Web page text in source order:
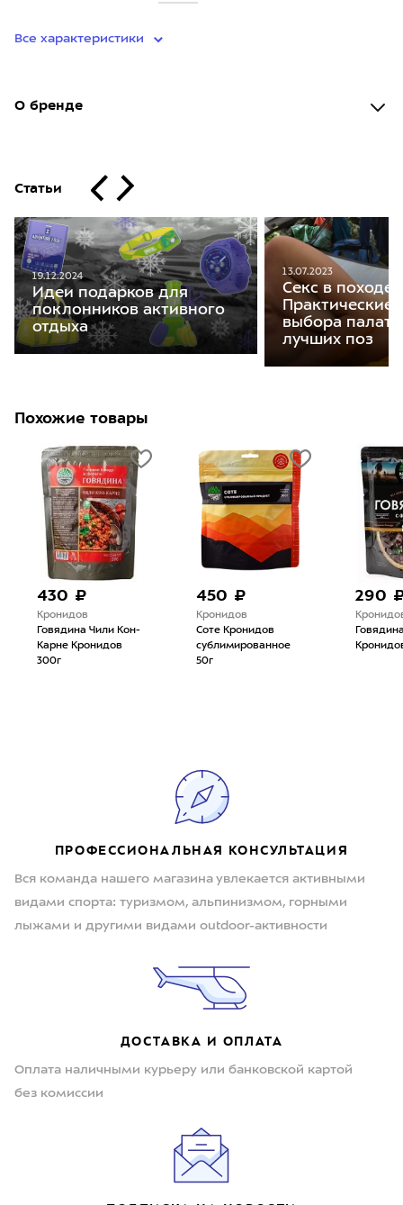
Все характеристики
О бренде
Статьи
19.12.2024
Идеи подарков для
поклонников активного
отдыха
13.07.2023
Секс в походе.
Практические
выбора
лучших поз
Похожие товары
430 ₽
Кронидов
Говядина Чили Кон-
Карне Кронидов
300г
450 ₽
Кронидов
Соте Кронидов
сублимированное
50г
290
ПРОФЕССИОНАЛЬНАЯ КОНСУЛЬТАЦИЯ
Вся команда нашего магазина увлекается активными
видами спорта: туризмом, альпинизмом, горными
лыжами и другими видами outdoor-активности
ДОСТАВКА И ОПЛАТА
Оплата наличными курьеру или банковской картой
без комиссии